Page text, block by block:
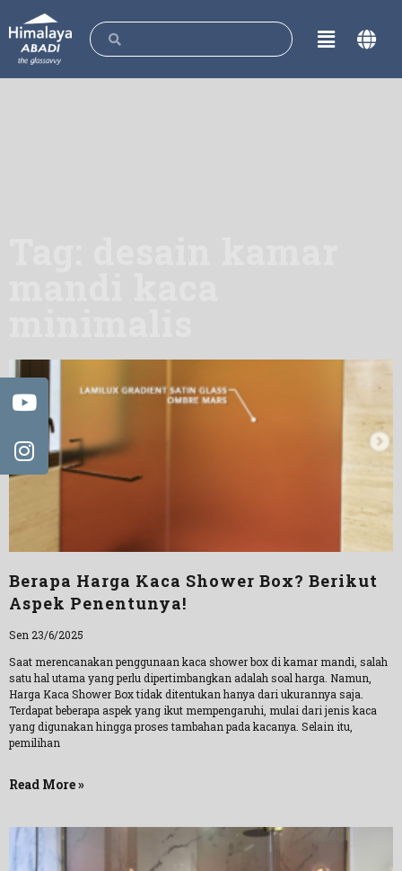
Berapa Harga Kaca Shower Box? Berikut
Aspek Penentunya!
Sen 23/6/2025
Saat merencanakan penggunaan kaca shower box di kamar mandi, salah
satu hal utama yang perlu dipertimbangkan adalah soal harga. Namun,
Harga Kaca Shower Box tidak ditentukan hanya dari ukurannya saja.
Terdapat beberapa aspek yang ikut mempengaruhi, mulai dari jenis kaca
yang digunakan hingga proses tambahan pada kacanya. Selain itu,
pemilihan
Read More »